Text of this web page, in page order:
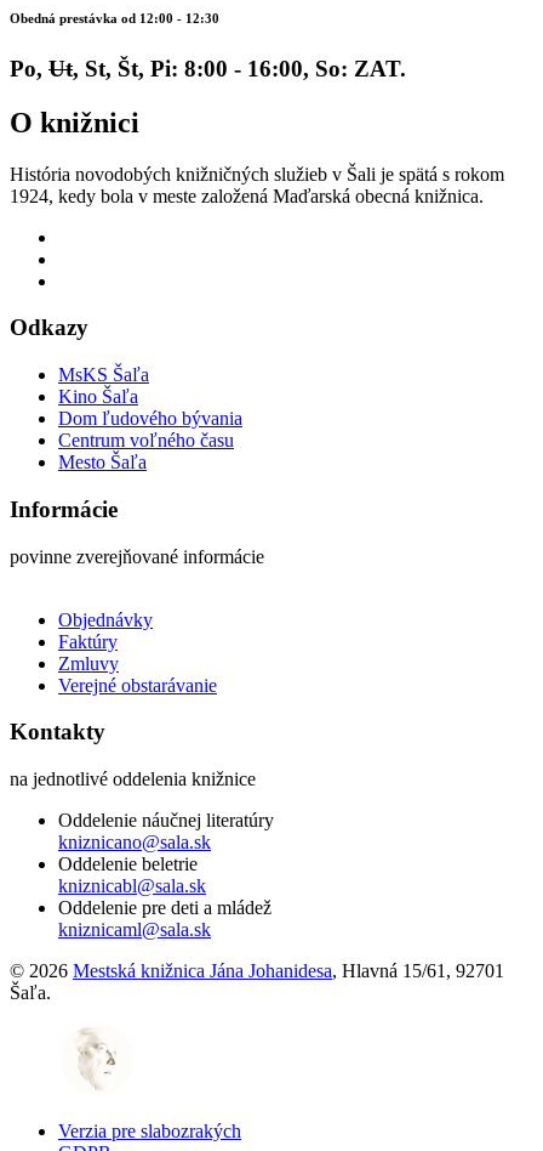
Obedná prestávka od 12:00 - 12:30
Po, Ut, St, Št, Pi: 8:00 - 16:00, So: ZAT.
O knižnici
História novodobých knižničných služieb v Šali je spätá s rokom
1924, kedy bola v meste založená Maďarská obecná knižnica.
Odkazy
MsKS Šaľa
Kino Šaľa
Dom ľudového bývania
Centrum voľného času
Mesto Šaľa
Informácie
povinne zverejňované informácie
Objednávky
Faktúry
Zmluvy
Verejné obstarávanie
Kontakty
na jednotlivé oddelenia knižnice
Oddelenie náučnej literatúry
kniznicano@sala.sk
Oddelenie beletrie
kniznicabl@sala.sk
Oddelenie pre deti a mládež
kniznicaml@sala.sk
© 2026 Mestská knižnica Jána Johanidesa, Hlavná 15/61, 92701
Šaľa.
Verzia pre slabozrakých